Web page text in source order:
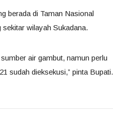
berada di Taman Nasional
wilayah Sukadana.
air gambut, namun perlu
sudah dieksekusi,” pinta Bupati.